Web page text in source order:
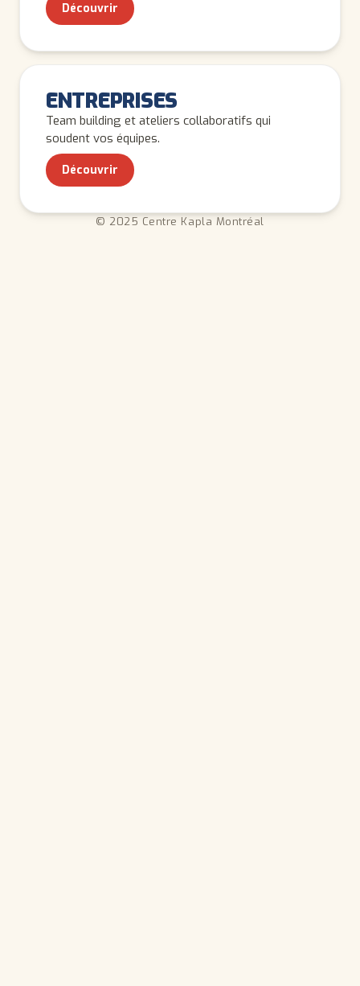
Découvrir
ENTREPRISES
Team building et ateliers collaboratifs qui
soudent vos équipes.
Découvrir
© 2025 Centre Kapla Montréal